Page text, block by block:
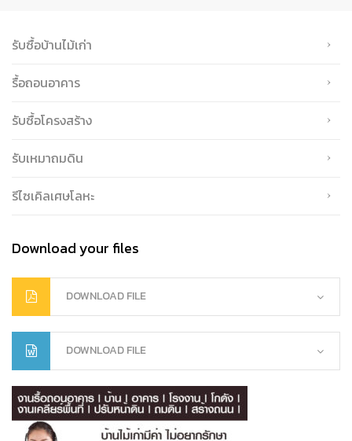
รับซื้อบ้านไม้เก่า
รื้อถอนอาคาร
รับซื้อโครงสร้าง
รับเหมาถมดิน
รีไซเคิลเศษโลหะ
Download your files
DOWNLOAD FILE
DOWNLOAD FILE